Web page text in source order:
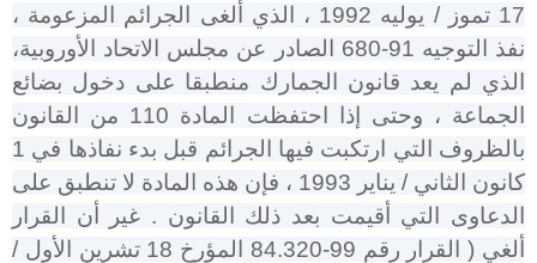
17 تموز / يوليه 1992 ، الذي ألغى الجرائم المزعومة ،
نفذ التوجيه 91-680 الصادر عن مجلس الاتحاد الأوروبية،
الذي لم يعد قانون الجمارك منطبقا على دخول بضائع
الجماعة ، وحتى إذا احتفظت المادة 110 من القانون
بالظروف التي ارتكبت فيها الجرائم قبل بدء نفاذها في 1
كانون الثاني / يناير 1993 ، فإن هذه المادة لا تنطبق على
الدعاوى التي أقيمت بعد ذلك القانون . غير أن القرار
ألغي ( القرار رقم 99-84.320 المؤرخ 18 تشرين الأول /